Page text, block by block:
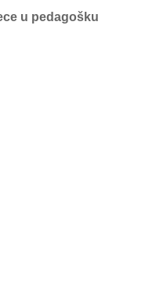
u pedagošku